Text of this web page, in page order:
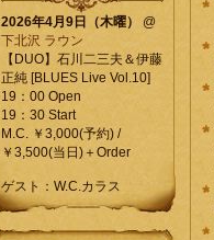
2026年4月9日（木曜）
@
下北沢 ラウン
【DUO】石川二三夫＆伊藤
正純 [BLUES Live Vol.10]
19：00 Open
19：30 Start
M.C. ￥3,000(予約) /
￥3,500(当日)＋Order
ゲスト：W.C.カラス